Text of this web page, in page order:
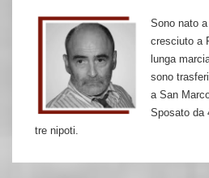
Sono nato
cresciuto a
lunga
sono
a San
Sposato da
tre nipoti.